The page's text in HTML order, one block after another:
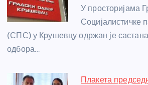
У просторијама
Социјалистичке
(СПС) у Крушевцу одржан је
одбора…
Плакета